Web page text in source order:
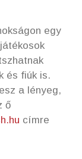
egy
és fiúk is.
a lényeg,
ő
címre